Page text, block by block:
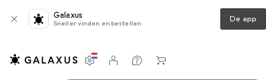
Galaxus
Sneller vinden en bestellen De app
Instellingen
Klantenaccount
Produktvergelijking
Verlanglijstje
Winkelmandje